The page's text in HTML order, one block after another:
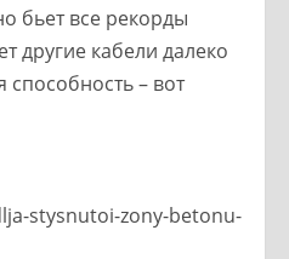
бьет все рекорды
другие кабели далеко
способность – вот